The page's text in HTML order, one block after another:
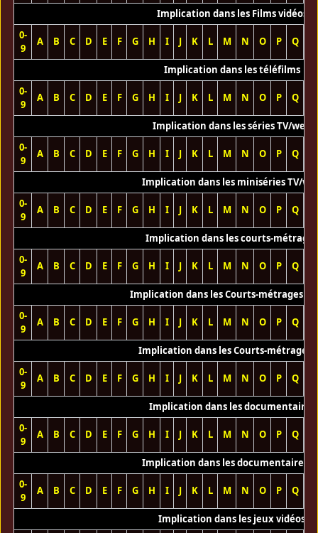
Implication dans les Films vidéos
0-
9
A B C D E F G H I J K L M N O P Q
Implication dans les téléfilms
0-
9
A B C D E F G H I J K L M N O P Q
Implication dans les séries TV/web
0-
9
A B C D E F G H I J K L M N O P Q
Implication dans les miniséries TV/
0-
9
A B C D E F G H I J K L M N O P Q
Implication dans les courts-métrages
0-
9
A B C D E F G H I J K L M N O P Q
Implication dans les Courts-métrages
0-
9
A B C D E F G H I J K L M N O P Q
Implication dans les Courts-métrages
0-
9
A B C D E F G H I J K L M N O P Q
Implication dans les documentaires
0-
9
A B C D E F G H I J K L M N O P Q
Implication dans les documentaires
0-
9
A B C D E F G H I J K L M N O P Q
Implication dans les jeux vidéos